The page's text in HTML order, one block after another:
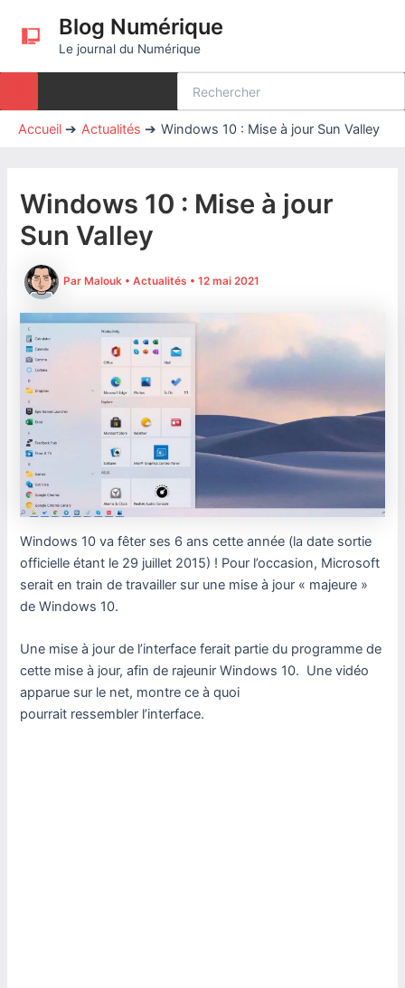
Blog Numérique
Le journal du Numérique
Accueil Actualités Windows 10 : Mise à jour Sun Valley
Windows 10 : Mise à jour
Sun Valley
Par Malouk •Actualités •12 mai 2021
Windows 10 va fêter ses 6 ans cette année (la date sortie
officielle étant le 29 juillet 2015) ! Pour l’occasion, Microsoft
serait en train de travailler sur une mise à jour « majeure »
de Windows 10.
Une mise à jour de l’interface ferait partie du programme de
cette mise à jour, afin de rajeunir Windows 10. Une vidéo
apparue sur le net, montre ce à quoi
pourrait ressembler l’interface.